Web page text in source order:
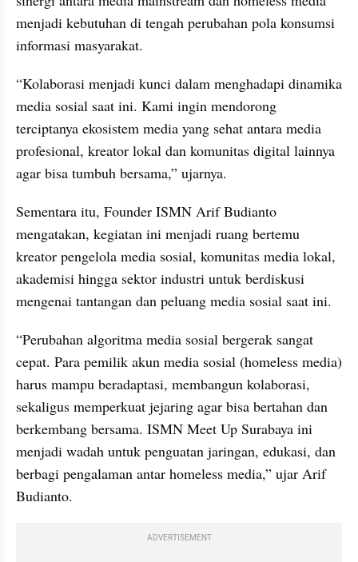
menjadi kebutuhan di tengah perubahan pola konsumsi
informasi masyarakat.
“Kolaborasi menjadi kunci dalam menghadapi dinamika
media sosial saat ini. Kami ingin mendorong
terciptanya ekosistem media yang sehat antara media
profesional, kreator lokal dan komunitas digital lainnya
agar bisa tumbuh bersama,” ujarnya.
Sementara itu, Founder ISMN Arif Budianto
mengatakan, kegiatan ini menjadi ruang bertemu
kreator pengelola media sosial, komunitas media lokal,
akademisi hingga sektor industri untuk berdiskusi
mengenai tantangan dan peluang media sosial saat ini.
“Perubahan algoritma media sosial bergerak sangat
cepat. Para pemilik akun media sosial (homeless media)
harus mampu beradaptasi, membangun kolaborasi,
sekaligus memperkuat jejaring agar bisa bertahan dan
berkembang bersama. ISMN Meet Up Surabaya ini
menjadi wadah untuk penguatan jaringan, edukasi, dan
berbagi pengalaman antar homeless media,” ujar Arif
Budianto.
ADVERTISEMENT